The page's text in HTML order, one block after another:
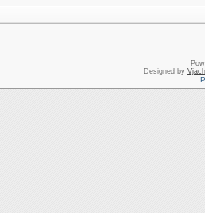
Designed by